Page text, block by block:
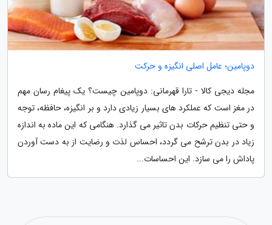
دوپامین؛ عامل اصلی انگیزه و حرکت
مجله دیجی کالا - تارا قهرمانی: دوپامین چیست؟ یک پیغام رسان مهم
در مغز است که عملکرد های بسیار زیادی دارد و بر انگیزه، حافظه، توجه
و حتی تنظیم حرکات بدن تاثیر می گذارد. هنگامی که این ماده به اندازه
زیاد در بدن ترشح می گردد، احساس لذت و رضایت از به دست آوردن
پاداش را می سازد. این احساسات...